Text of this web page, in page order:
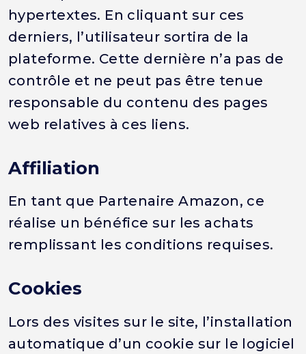
hypertextes. En cliquant sur ces
derniers, l’utilisateur sortira de la
plateforme. Cette dernière n’a pas de
contrôle et ne peut pas être tenue
responsable du contenu des pages
web relatives à ces liens.
Affiliation
En tant que Partenaire Amazon, ce
réalise un bénéfice sur les achats
remplissant les conditions requises.
Cookies
Lors des visites sur le site, l’installation
automatique d’un cookie sur le logiciel